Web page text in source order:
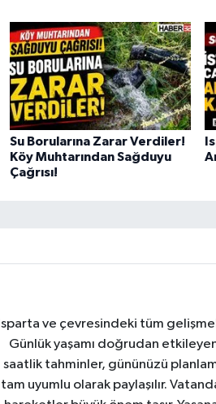
Su Borularına Zarar Verdiler!
Köy Muhtarından Sağduyu
Çağrısı!
Isparta ve çevresindeki tüm
Günlük yaşamı doğrudan
saatlik tahminler, gününüzü
tam uyumlu olarak paylaşılır.